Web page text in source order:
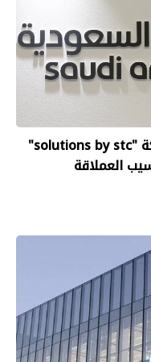
أرامكو السعودية تتعاون مع شركة "solutions by stc"
العملاقة